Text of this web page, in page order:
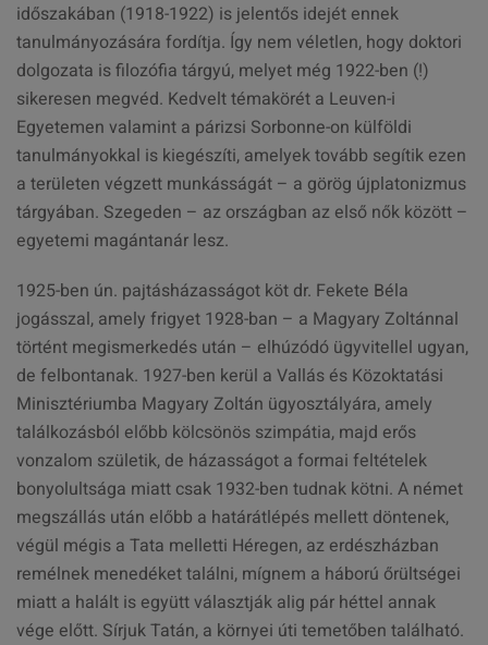
időszakában (1918-1922) is jelentős idejét ennek
tanulmányozására fordítja. Így nem véletlen, hogy doktori
dolgozata is filozófia tárgyú, melyet még 1922-ben (!)
sikeresen megvéd. Kedvelt témakörét a Leuven-i
Egyetemen valamint a párizsi Sorbonne-on külföldi
tanulmányokkal is kiegészíti, amelyek tovább segítik ezen
a területen végzett munkásságát – a görög újplatonizmus
tárgyában. Szegeden – az országban az első nők között –
egyetemi magántanár lesz.
1925-ben ún. pajtásházasságot köt dr. Fekete Béla
jogásszal, amely frigyet 1928-ban – a Magyary Zoltánnal
történt megismerkedés után – elhúzódó ügyvitellel ugyan,
de felbontanak. 1927-ben kerül a Vallás és Közoktatási
Minisztériumba Magyary Zoltán ügyosztályára, amely
találkozásból előbb kölcsönös szimpátia, majd erős
vonzalom születik, de házasságot a formai feltételek
bonyolultsága miatt csak 1932-ben tudnak kötni. A német
megszállás után előbb a határátlépés mellett döntenek,
végül mégis a Tata melletti Héregen, az erdészházban
remélnek menedéket találni, mígnem a háború őrültségei
miatt a halált is együtt választják alig pár héttel annak
vége előtt. Sírjuk Tatán, a környei úti temetőben található.